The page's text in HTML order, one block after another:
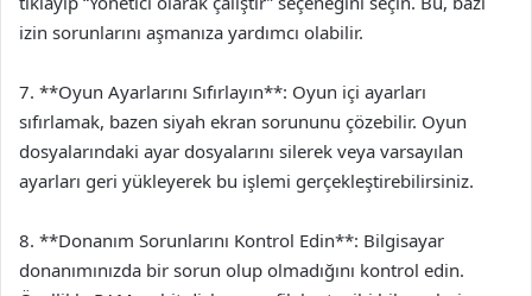
izin sorunlarını aşmanıza yardımcı olabilir.
7. **Oyun Ayarlarını Sıfırlayın**: Oyun içi ayarları
sıfırlamak, bazen siyah ekran sorununu çözebilir. Oyun
dosyalarındaki ayar dosyalarını silerek veya varsayılan
ayarları geri yükleyerek bu işlemi gerçekleştirebilirsiniz.
8. **Donanım Sorunlarını Kontrol Edin**: Bilgisayar
donanımınızda bir sorun olup olmadığını kontrol edin.